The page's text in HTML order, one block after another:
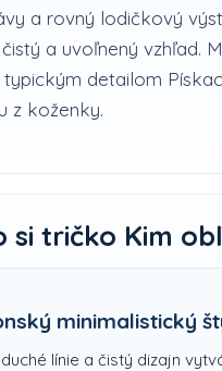
a rovný lodičkový
a uvoľnený vzhľad.
typickým detailom
z koženky.
si tričko Kim
minimalistický
línie a čistý dizajn